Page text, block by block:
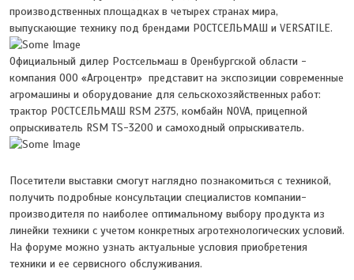
производственных площадках в четырех странах мира,
выпускающие технику под брендами РОСТСЕЛЬМАШ и VERSATILE.
Официальный дилер Ростсельмаш в Оренбургской области -
компания ООО «Агроцентр» представит на экспозиции современные
агромашины и оборудование для сельскохозяйственных работ:
трактор РОСТСЕЛЬМАШ RSM 2375, комбайн NOVA, прицепной
опрыскиватель RSM TS-3200 и самоходный опрыскиватель.
Посетители выставки смогут наглядно познакомиться с техникой,
получить подробные консультации специалистов компании-
производителя по наиболее оптимальному выбору продукта из
линейки техники с учетом конкретных агротехнологических условий.
На форуме можно узнать актуальные условия приобретения
техники и ее сервисного обслуживания.